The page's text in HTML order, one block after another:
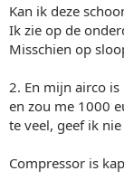
Kan ik deze
Ik zie op de
Misschien op
2. En mijn airco
en zou me 1000
te veel, geef ik
Compressor is